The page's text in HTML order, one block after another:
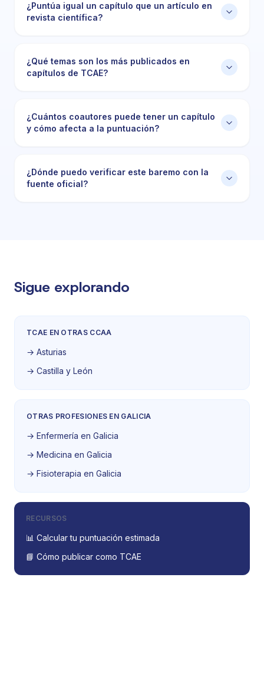
¿Puntúa igual un capítulo que un artículo en
revista científica?
¿Qué temas son los más publicados en
capítulos de TCAE?
¿Cuántos coautores puede tener un capítulo
y cómo afecta a la puntuación?
¿Dónde puedo verificar este baremo con la
fuente oficial?
Sigue explorando
TCAE EN OTRAS CCAA
→ Asturias
→ Castilla y León
OTRAS PROFESIONES EN GALICIA
→ Enfermería en Galicia
→ Medicina en Galicia
→ Fisioterapia en Galicia
RECURSOS
📊 Calcular tu puntuación estimada
📘 Cómo publicar como TCAE